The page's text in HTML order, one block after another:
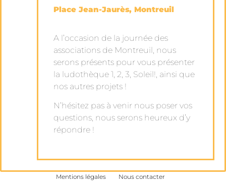
Place Jean-Jaurès, Montreuil
A l’occasion de la journée des
associations de Montreuil, nous
serons présents pour vous présenter
la ludothèque 1, 2, 3, Soleil!, ainsi que
nos autres projets !
N’hésitez pas à venir nous poser vos
questions, nous serons heureux d’y
répondre !
Mentions légales Nous contacter